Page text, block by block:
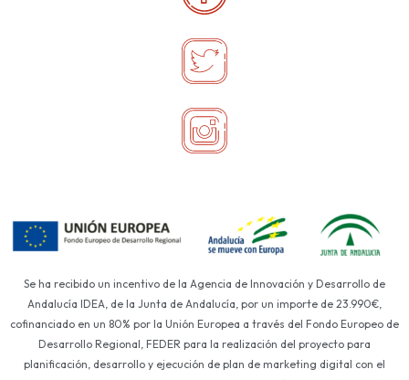
Se ha recibido un incentivo de la Agencia de Innovación y Desarrollo de
Andalucía IDEA, de la Junta de Andalucía, por un importe de 23.990€,
cofinanciado en un 80% por la Unión Europea a través del Fondo Europeo de
Desarrollo Regional, FEDER para la realización del proyecto para
planificación, desarrollo y ejecución de plan de marketing digital con el